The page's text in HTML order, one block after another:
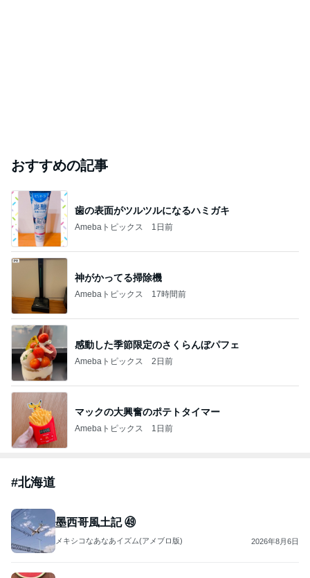
おすすめの記事
歯の表面がツルツルになるハミガキ
Amebaトピックス 1日前
神がかってる掃除機
Amebaトピックス 17時間前
感動した季節限定のさくらんぼパフェ
Amebaトピックス 2日前
マックの大興奮のポテトタイマー
Amebaトピックス 1日前
#北海道
墨西哥風土記 ㊾
メキシコなあなあイズム(アメブロ版) 2026年8月6日